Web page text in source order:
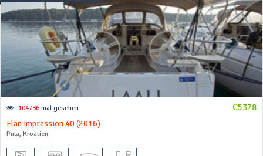
C5378
104736 mal gesehen
Elan Impression 40 (2016)
Pula, Kroatien